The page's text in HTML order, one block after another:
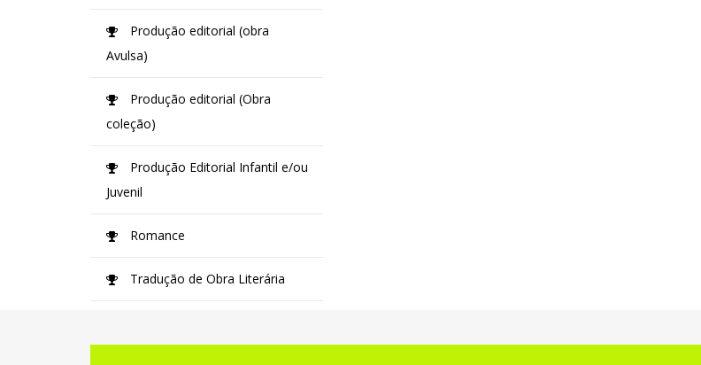
Produção editorial (obra
Avulsa)
Produção editorial (Obra
coleção)
Produção Editorial Infantil e/ou
Juvenil
Romance
Tradução de Obra Literária